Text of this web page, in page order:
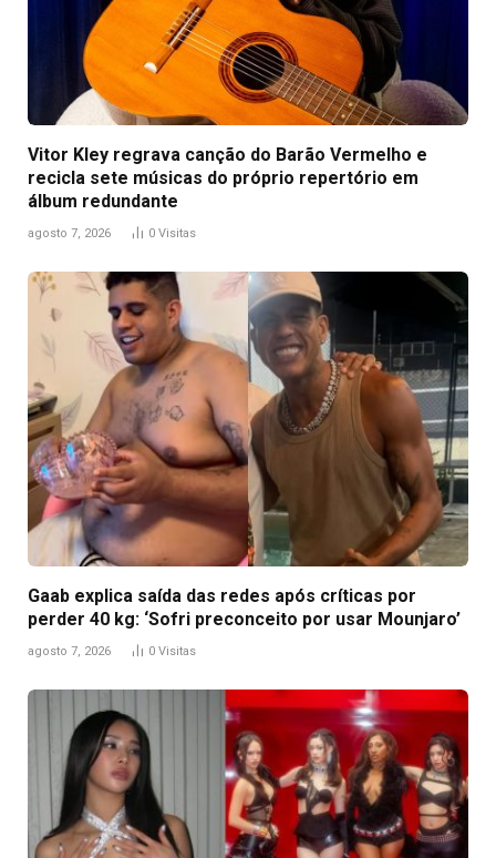
Vitor Kley regrava canção do Barão Vermelho e
recicla sete músicas do próprio repertório em
álbum redundante
agosto 7, 2026 0 Visitas
Gaab explica saída das redes após críticas por
perder 40 kg: ‘Sofri preconceito por usar Mounjaro’
agosto 7, 2026 0 Visitas